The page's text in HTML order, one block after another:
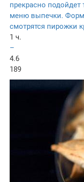
прекрасно подойдет
меню выпечки.
смотрятся пирожки
1 ч.
–
4.6
189